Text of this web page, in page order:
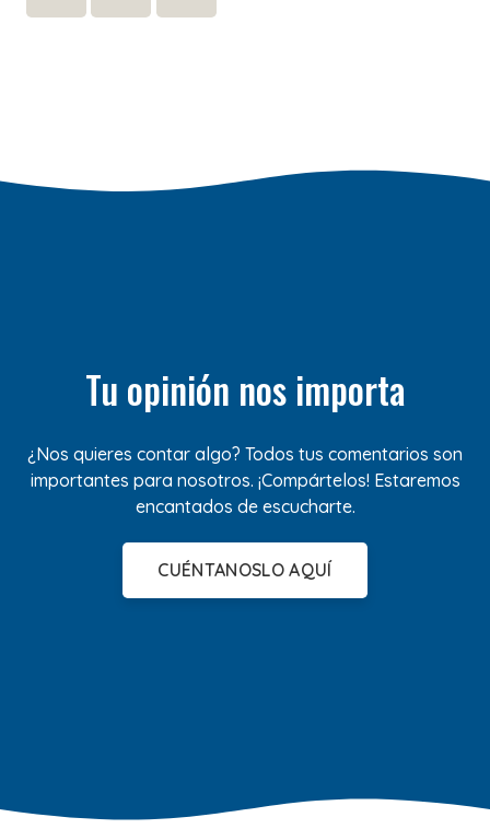
Tu opinión nos importa
¿Nos quieres contar algo? Todos tus comentarios son
importantes para nosotros. ¡Compártelos! Estaremos
encantados de escucharte.
CUÉNTANOSLO AQUÍ